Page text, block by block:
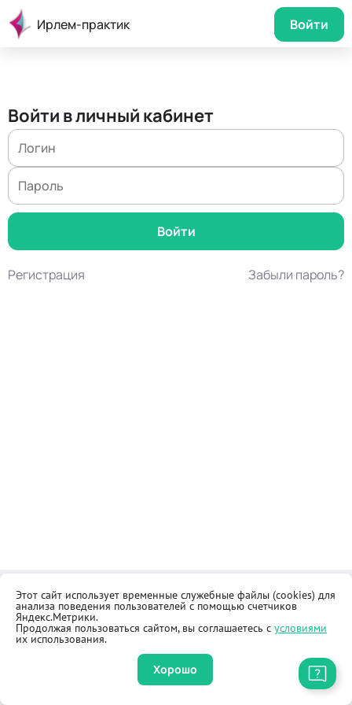
Ирлем-практик Войти
Войти в личный кабинет
Регистрация Забыли пароль?
Контакты
Как купить
Общественная приёмная
Реквизиты
Оферта
Правила продажи товаров
Этот сайт использует временные служебные файлы (cookies) для
анализа поведения пользователей с помощью счетчиков
Яндекс.Метрики.
Продолжая пользоваться сайтом, вы соглашаетесь с условиями
их использования.
Хорошо